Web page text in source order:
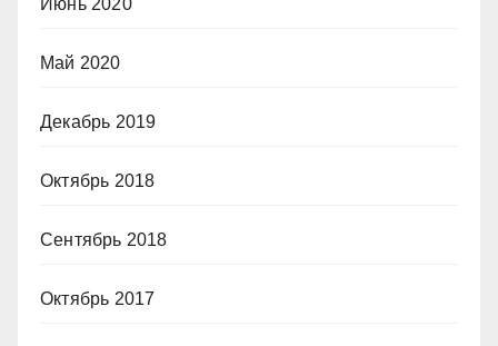
Май 2020
Декабрь 2019
Октябрь 2018
Сентябрь 2018
Октябрь 2017